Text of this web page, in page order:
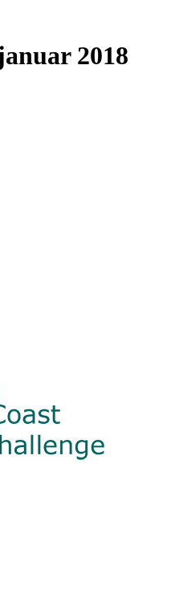
2018